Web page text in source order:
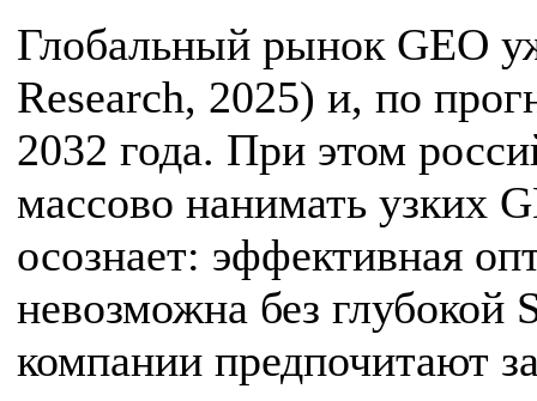
Глобальный рынок GEO
Research, 2025) и, по
2032 года. При этом
массово нанимать узких
осознает: эффективная
невозможна без глубокой
компании предпочитают